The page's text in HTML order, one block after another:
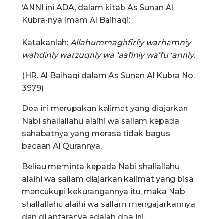
‘ANNI ini ADA, dalam kitab As Sunan Al
Kubra-nya Imam Al Baihaqi:
Katakanlah: Allahummaghfirliy warhamniy
wahdiniy warzuqniy wa ‘aafiniy wa’fu ‘anniy.
(HR. Al Baihaqi dalam As Sunan Al Kubra No.
3979)
Doa ini merupakan kalimat yang diajarkan
Nabi shallallahu alaihi wa sallam kepada
sahabatnya yang merasa tidak bagus
bacaan Al Qurannya,
Beliau meminta kepada Nabi shallallahu
alaihi wa sallam diajarkan kalimat yang bisa
mencukupi kekurangannya itu, maka Nabi
shallallahu alaihi wa sallam mengajarkannya
dan di antaranya adalah doa ini.